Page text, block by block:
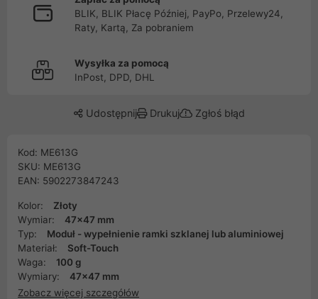
BLIK, BLIK Płacę Później, PayPo, Przelewy24,
Raty, Kartą, Za pobraniem
Wysyłka za pomocą
InPost, DPD, DHL
Udostępnij Drukuj Zgłoś błąd
Kod: ME613G
SKU: ME613G
EAN: 5902273847243
Kolor:
Złoty
Wymiar:
47x47 mm
Typ:
Moduł - wypełnienie ramki szklanej lub aluminiowej
Materiał:
Soft-Touch
Waga:
100 g
Wymiary:
47x47 mm
Zobacz więcej szczegółów